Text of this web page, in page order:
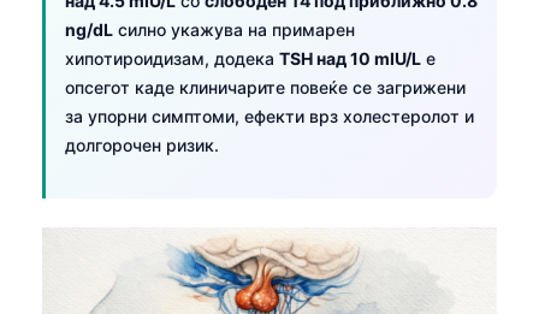
ng/dL силно укажува на примарен
хипотироидизам, додека TSH над 10 mIU/L е
опсегот каде клиничарите повеќе се загрижени
за упорни симптоми, ефекти врз холестеролот и
долгорочен ризик.
Basa Jawa
Cebuano
Татар теле
Беларуская мова
Frysk